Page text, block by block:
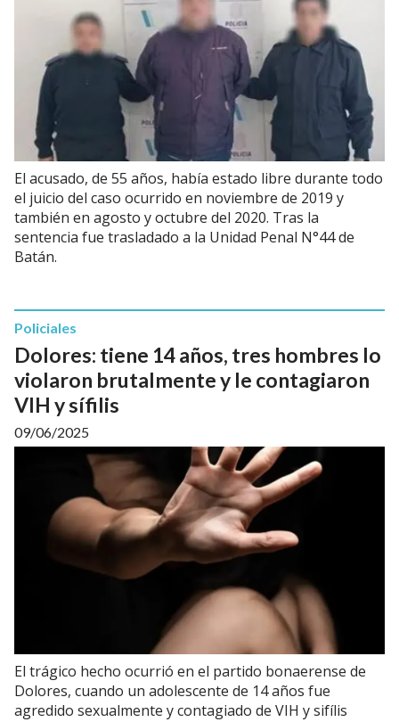
El acusado, de 55 años, había estado libre durante todo
el juicio del caso ocurrido en noviembre de 2019 y
también en agosto y octubre del 2020. Tras la
sentencia fue trasladado a la Unidad Penal N°44 de
Batán.
Dolores: tiene 14 años, tres hombres lo
violaron brutalmente y le contagiaron
VIH y sífilis
Policiales
09/06/2025
El trágico hecho ocurrió en el partido bonaerense de
Dolores, cuando un adolescente de 14 años fue
agredido sexualmente y contagiado de VIH y sifílis